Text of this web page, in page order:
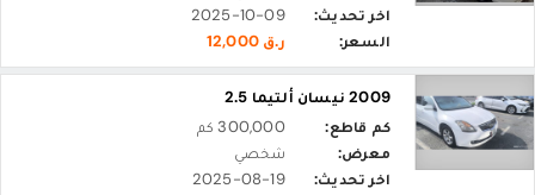
اخر تحديث:
2025-10-09
السعر:
ر.ق 12,000
2009 نيسان ألتيما 2.5
كم قاطع:
300,000 كم
معرض:
شخصي
اخر تحديث:
2025-08-19